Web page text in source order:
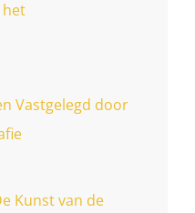
Vastgelegd door
Kunst van de